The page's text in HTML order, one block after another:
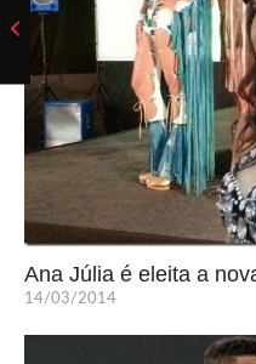
Ana Júlia é eleita a
14/03/2014